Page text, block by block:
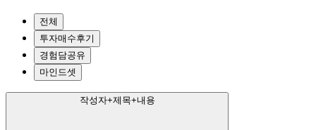
전체
투자매수후기
경험담공유
마인드셋
작성자+제목+내용